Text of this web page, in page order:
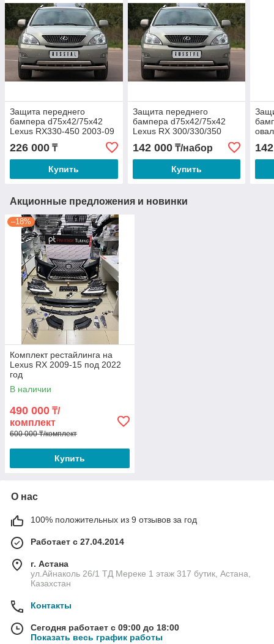
Защита переднего
бампера d75х42/75х42
Lexus RX330-450 2003-09
226 000 ₸
Купить
Защита переднего
бампера d75х42/75х42
Lexus RX 300/330/350
142 000₸/набор
Купить
Акционные предложения и новинки
–18%
Комплект рестайлинга на
Lexus RX 2009-15 под 2022
год
В наличии
490 000 ₸/
комплект
600 000 ₸/комплект
Купить
О нас
100% положительных из 9 отзывов за год
Работает с 27.04.2014
г. Астана
ул.Айнаколь 26/1 ТД Мереке 1 этаж 317 бутик, Астана,
Казахстан
Контакты
Сегодня работает с 09:00 до 18:00
Показать весь график работы